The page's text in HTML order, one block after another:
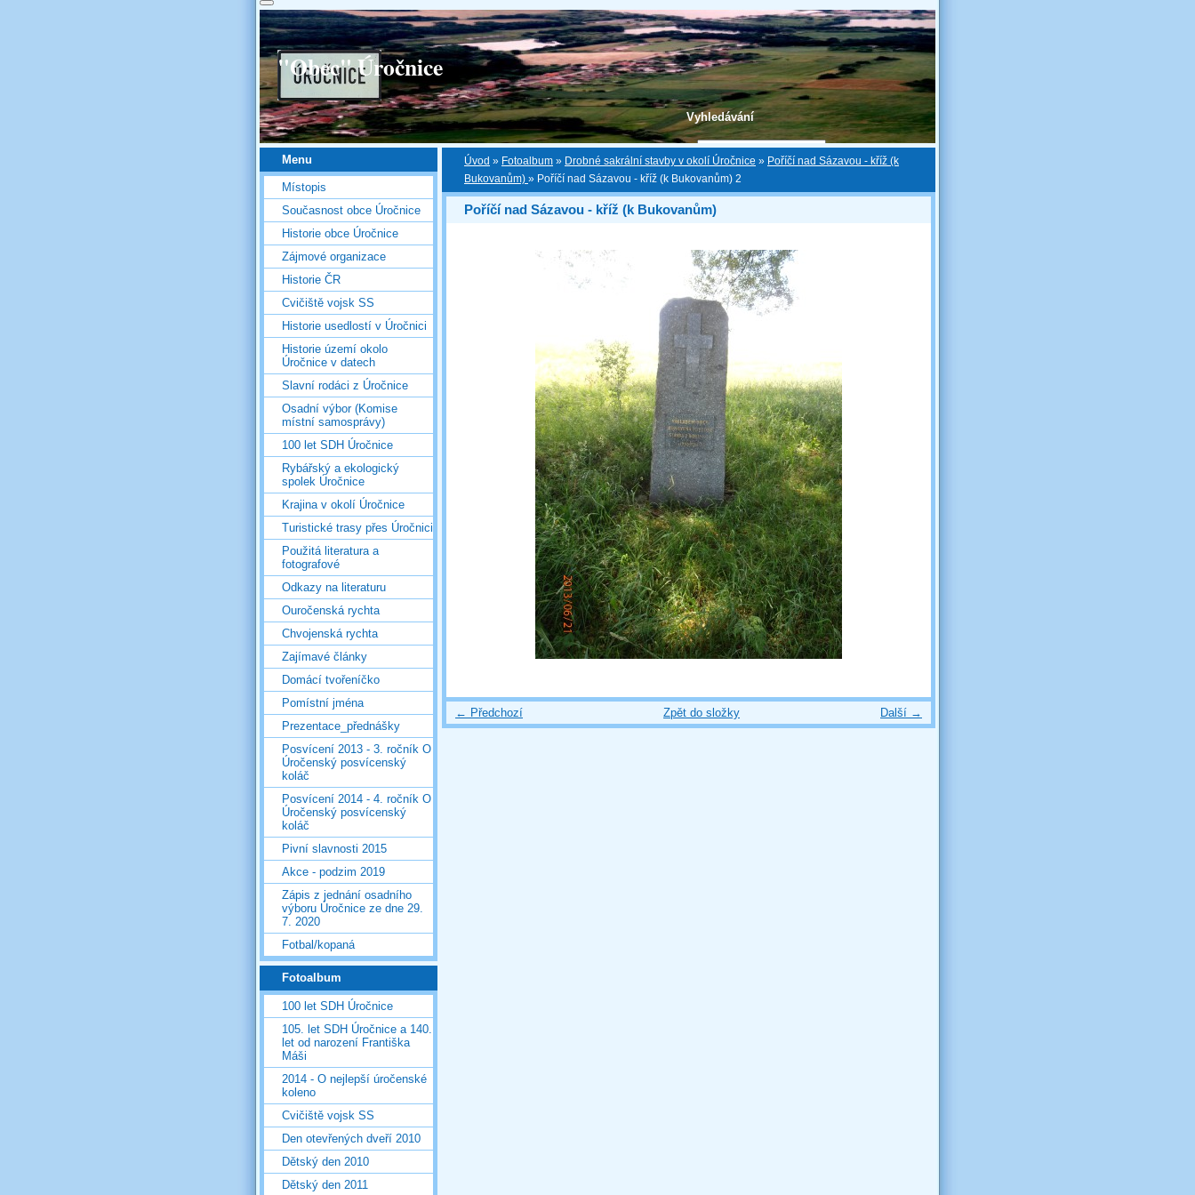
Vyhledávání
"Obec" Úročnice
Úvod » Fotoalbum » Drobné sakrální stavby v okolí Úročnice » Poříčí nad Sázavou - kříž (k
Bukovanům) » Poříčí nad Sázavou - kříž (k Bukovanům) 2
Poříčí nad Sázavou - kříž (k Bukovanům)
← Předchozí Další →
Zpět do složky
Menu
Místopis
Současnost obce Úročnice
Historie obce Úročnice
Zájmové organizace
Historie ČR
Cvičiště vojsk SS
Historie usedlostí v Úročnici
Historie území okolo
Úročnice v datech
Slavní rodáci z Úročnice
Osadní výbor (Komise
místní samosprávy)
100 let SDH Úročnice
Rybářský a ekologický
spolek Úročnice
Krajina v okolí Úročnice
Turistické trasy přes Úročnici
Použitá literatura a
fotografové
Odkazy na literaturu
Ouročenská rychta
Chvojenská rychta
Zajímavé články
Domácí tvořeníčko
Pomístní jména
Prezentace_přednášky
Posvícení 2013 - 3. ročník O
Úročenský posvícenský
koláč
Posvícení 2014 - 4. ročník O
Úročenský posvícenský
koláč
Pivní slavnosti 2015
Akce - podzim 2019
Zápis z jednání osadního
výboru Úročnice ze dne 29.
7. 2020
Fotbal/kopaná
Fotoalbum
100 let SDH Úročnice
105. let SDH Úročnice a 140.
let od narození Františka
Máši
2014 - O nejlepší úročenské
koleno
Cvičiště vojsk SS
Den otevřených dveří 2010
Dětský den 2010
Dětský den 2011